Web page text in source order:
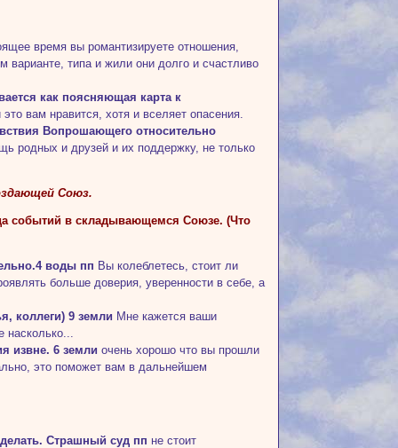
время вы романтизируете отношения,
варианте, типа и жили они долго и счастливо
как поясняющая карта к
вам нравится, хотя и вселяет опасения.
Вопрошающего относительно
родных и друзей и их поддержку, не только
Союз.
событий в складывающемся Союзе. (Что
воды пп Вы колеблетесь, стоит ли
больше доверия, уверенности в себе, а
коллеги) 9 земли Мне кажется ваши
насколько...
извне. 6 земли очень хорошо что вы прошли
это поможет вам в дальнейшем
Страшный суд пп не стоит